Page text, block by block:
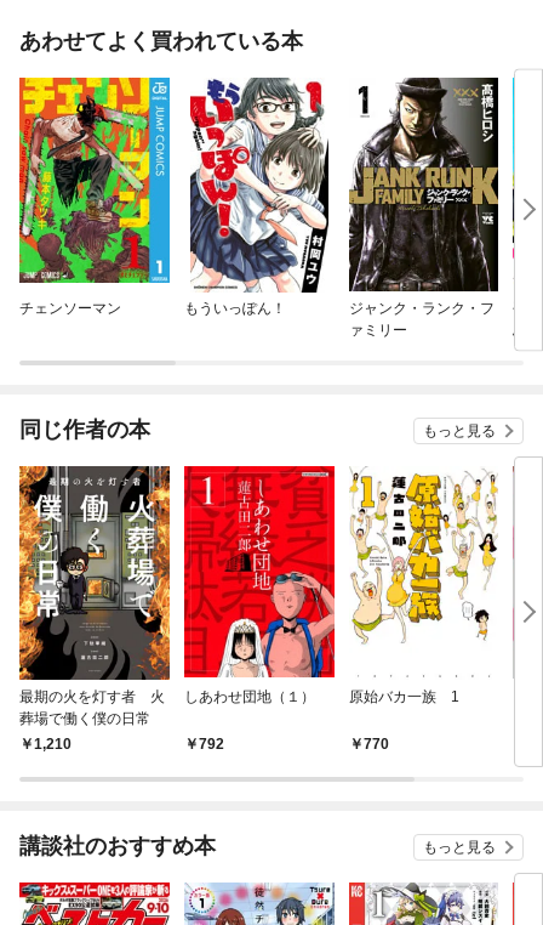
あわせてよく買われている本
チェンソーマン もういっぽん！
ジャンク・ランク・フ
ァミリー
平
ふ
同じ作者の本 もっと見る
最期の火を灯す者 火
葬場で働く僕の日常
1,210
しあわせ団地（１）
792
原始バカ一族 1
770
講談社のおすすめ本 もっと見る